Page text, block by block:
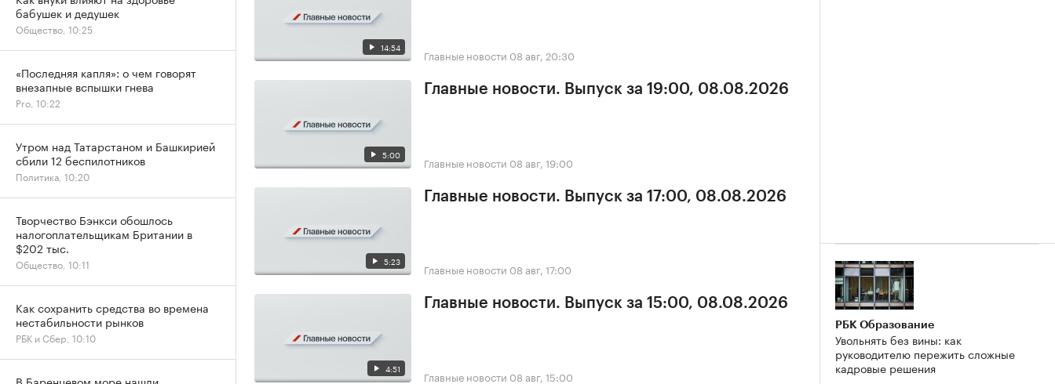
14:54 Главные новости 08 авг, 20:30
5:00
Главные новости. Выпуск за 19:00, 08.08.2026
Главные новости 08 авг, 19:00
5:23
Главные новости. Выпуск за 17:00, 08.08.2026
Главные новости 08 авг, 17:00
4:51
Главные новости. Выпуск за 15:00, 08.08.2026
Главные новости 08 авг, 15:00
РБК Образование
Увольнять без вины: как
руководителю пережить сложные
кадровые решения
бабушек и дедушек
Общество, 10:25
«Последняя капля»: о чем говорят
внезапные вспышки гнева
Pro, 10:22
Утром над Татарстаном и Башкирией
сбили 12 беспилотников
Политика, 10:20
Творчество Бэнкси обошлось
налогоплательщикам Британии в
$202 тыс.
Общество, 10:11
Как сохранить средства во времена
нестабильности рынков
РБК и Сбер, 10:10